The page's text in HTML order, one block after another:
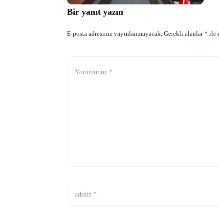
Bir yanıt yazın
E-posta adresiniz yayınlanmayacak. Gerekli alanlar* ile